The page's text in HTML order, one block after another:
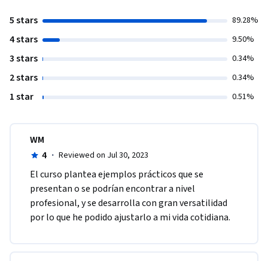
5 stars 89.28%
4 stars 9.50%
3 stars 0.34%
2 stars 0.34%
1 star 0.51%
WM
4 · Reviewed on Jul 30, 2023
El curso plantea ejemplos prácticos que se
presentan o se podrían encontrar a nivel
profesional, y se desarrolla con gran versatilidad
por lo que he podido ajustarlo a mi vida cotidiana.